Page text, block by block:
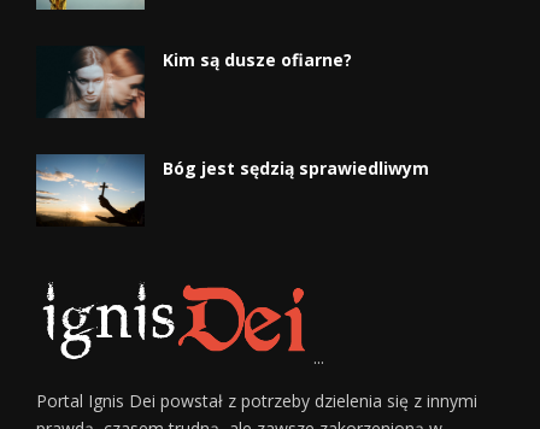
Kim są dusze ofiarne?
Bóg jest sędzią sprawiedliwym
...
Portal Ignis Dei powstał z potrzeby dzielenia się z innymi